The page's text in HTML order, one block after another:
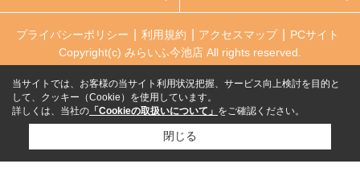
プライバシーポリシー 利用規約 アクセスマップ
PCサイト
Copyright(c) みらいふ今池店 All rights reserved.
当サイトでは、お客様の当サイト利用状況把握、サービス向上検討を目的と
して、クッキー（Cookie）を使用しています。
詳しくは、当社の 「Cookieの取扱いについて」 をご確認ください。
閉じる